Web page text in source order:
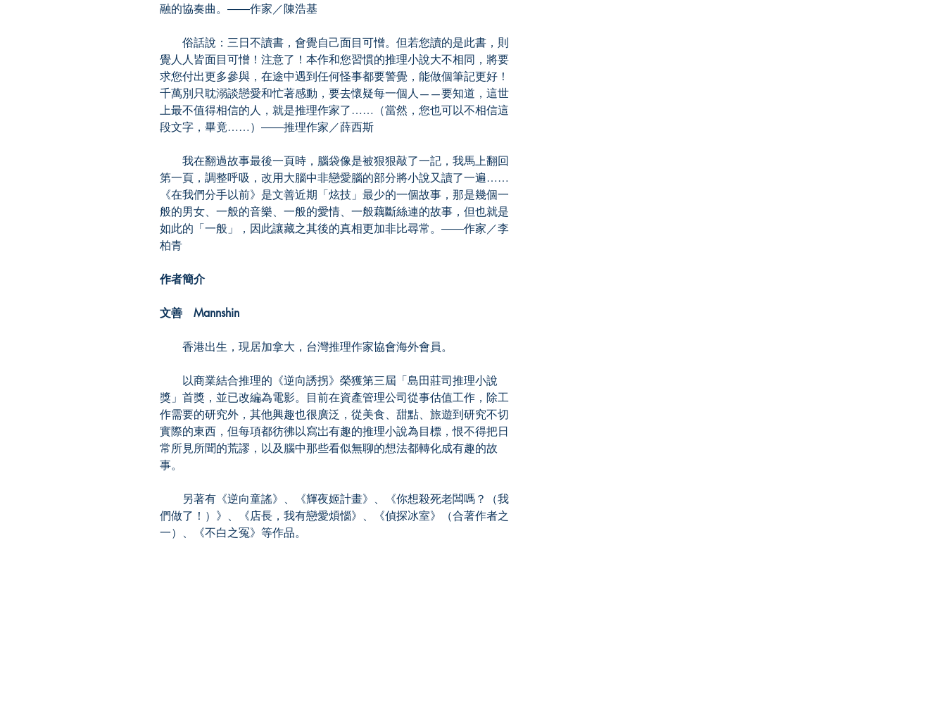
融的協奏曲。――作家／陳浩基
俗話說：三日不讀書，會覺自己面目可憎。但若您讀的是此書，則
覺人人皆面目可憎！注意了！本作和您習慣的推理小說大不相同，將要
求您付出更多參與，在途中遇到任何怪事都要警覺，能做個筆記更好！
千萬別只耽溺談戀愛和忙著感動，要去懷疑每一個人——要知道，這世
上最不值得相信的人，就是推理作家了……（當然，您也可以不相信這
段文字，畢竟……）――推理作家／薛西斯
我在翻過故事最後一頁時，腦袋像是被狠狠敲了一記，我馬上翻回
第一頁，調整呼吸，改用大腦中非戀愛腦的部分將小說又讀了一遍……
《在我們分手以前》是文善近期「炫技」最少的一個故事，那是幾個一
般的男女、一般的音樂、一般的愛情、一般藕斷絲連的故事，但也就是
如此的「一般」，因此讓藏之其後的真相更加非比尋常。――作家／李
柏青
作者簡介
文善 Mannshin
香港出生，現居加拿大，台灣推理作家協會海外會員。
以商業結合推理的《逆向誘拐》榮獲第三屆「島田莊司推理小說
獎」首獎，並已改編為電影。目前在資產管理公司從事估值工作，除工
作需要的研究外，其他興趣也很廣泛，從美食、甜點、旅遊到研究不切
實際的東西，但每項都彷彿以寫岀有趣的推理小說為目標，恨不得把日
常所見所聞的荒謬，以及腦中那些看似無聊的想法都轉化成有趣的故
事。
另著有《逆向童謠》、《輝夜姬計畫》、《你想殺死老闆嗎？（我
們做了！）》、《店長，我有戀愛煩惱》、《偵探冰室》（合著作者之
一）、《不白之冤》等作品。